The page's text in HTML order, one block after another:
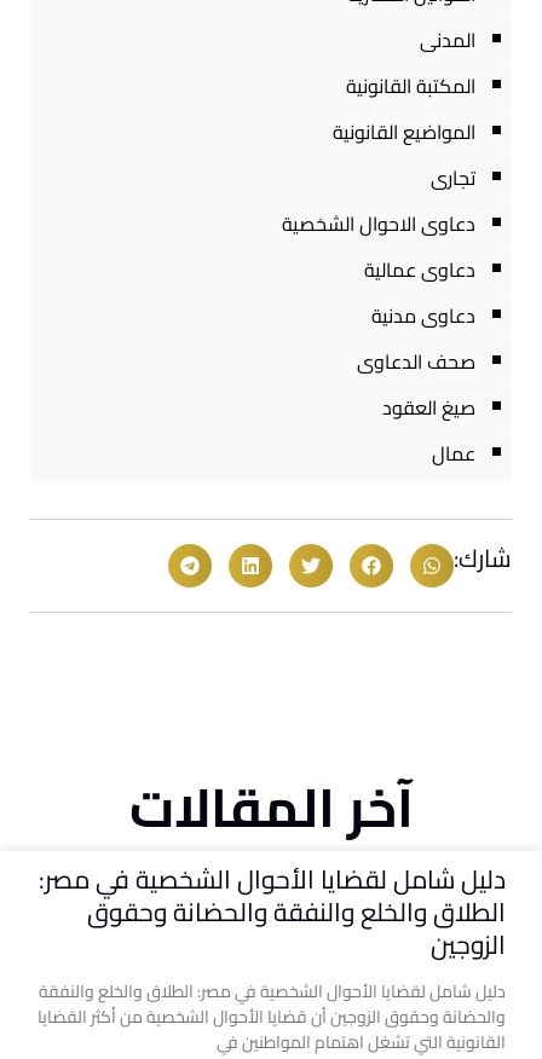
المدنى
المكتبة القانونية
المواضيع القانونية
تجارى
دعاوى الاحوال الشخصية
دعاوى عمالية
دعاوى مدنية
صحف الدعاوى
صيغ العقود
عمال
شارك:
آخر المقالات
دليل شامل لقضايا الأحوال الشخصية في مصر:
الطلاق والخلع والنفقة والحضانة وحقوق
الزوجين
دليل شامل لقضايا الأحوال الشخصية في مصر: الطلاق والخلع والنفقة
والحضانة وحقوق الزوجين أن قضايا الأحوال الشخصية من أكثر القضايا
القانونية التي تشغل اهتمام المواطنين في